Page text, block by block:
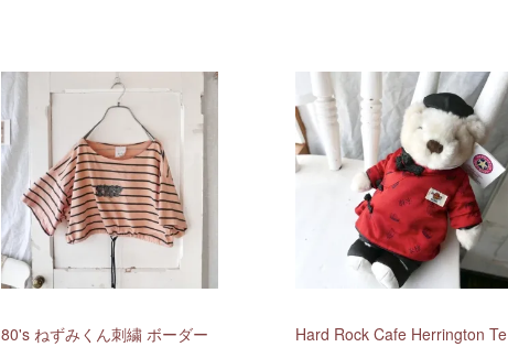
80's ねずみくん刺繍 ボーダー
Hard Rock Cafe Herrington Te